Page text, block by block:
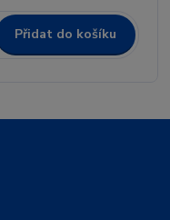
Přidat do košíku